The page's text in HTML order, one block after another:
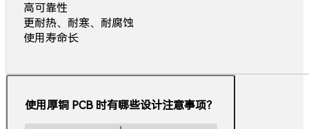
高可靠性
更耐热、耐寒、耐腐蚀
使用寿命长
使用厚铜 PCB 时有哪些设计注意事项？